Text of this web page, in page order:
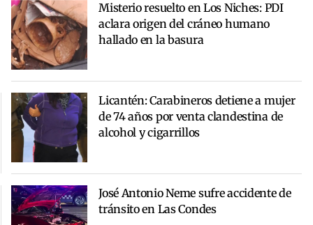
Misterio resuelto en Los Niches: PDI
aclara origen del cráneo humano
hallado en la basura
Licantén: Carabineros detiene a mujer
de 74 años por venta clandestina de
alcohol y cigarrillos
José Antonio Neme sufre accidente de
tránsito en Las Condes